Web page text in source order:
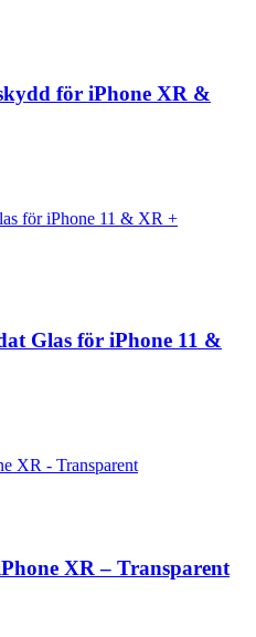
för iPhone XR &
Glas för iPhone 11 &
XR – Transparent